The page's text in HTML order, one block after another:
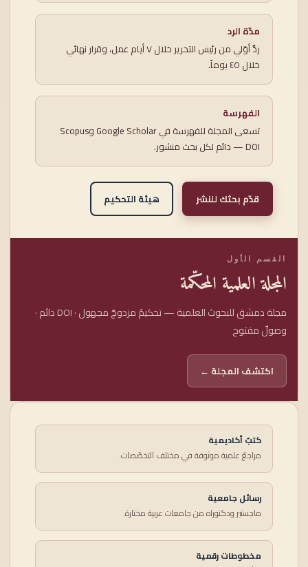
القسم الأول
المجلة العلمية المحكّمة
مجلة دمشق للبحوث العلمية — تحكيمٌ مزدوجٌ مجهول · DOI دائم ·
وصولٌ مفتوح
اكتشف المجلة ←
مدّة الرد
ردٌّ أوّلي من رئيس التحرير خلال ٧ أيام عمل، وقرار نهائي
خلال ٤٥ يوماً.
الفهرسة
تسعى المجلة للفهرسة في Google Scholar وScopus
— DOI دائم لكل بحث منشور.
قدّم بحثك للنشر هيئة التحكيم
كتبٌ أكاديمية
مراجعٌ علمية موثوقة في مختلف التخصّصات.
رسائل جامعية
ماجستير ودكتوراه من جامعات عربية مختارة.
مخطوطات رقمية